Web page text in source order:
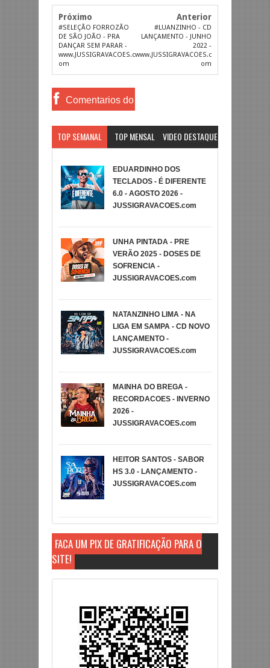
Próximo
#SELEÇÃO FORROZÃO
DE SÃO JOÃO - PRA
DANÇAR SEM PARAR -
www.JUSSIGRAVACOES.c
om
Anterior
#LUANZINHO - CD
LANÇAMENTO - JUNHO
2022 -
www.JUSSIGRAVACOES.c
om
Comentarios do
TOP SEMANAL TOP MENSAL VIDEO DESTAQUE
EDUARDINHO DOS
TECLADOS - É DIFERENTE
6.0 - AGOSTO 2026 -
JUSSIGRAVACOES.com
UNHA PINTADA - PRE
VERÃO 2025 - DOSES DE
SOFRENCIA -
JUSSIGRAVACOES.com
NATANZINHO LIMA - NA
LIGA EM SAMPA - CD NOVO
LANÇAMENTO -
JUSSIGRAVACOES.com
MAINHA DO BREGA -
RECORDACOES - INVERNO
2026 -
JUSSIGRAVACOES.com
HEITOR SANTOS - SABOR
HS 3.0 - LANÇAMENTO -
JUSSIGRAVACOES.com
FAÇA UM PIX DE GRATIFICAÇÃO PARA O
SITE!